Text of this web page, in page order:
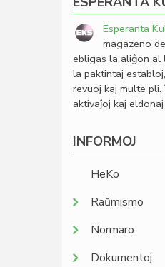
Esperanta
magazeno
ebligas la aliĝon al
la paktintaj
revuoj kaj multe
aktivaĵoj kaj
INFORMOJ
HeKo
Raŭmismo
Normaro
Dokumentoj